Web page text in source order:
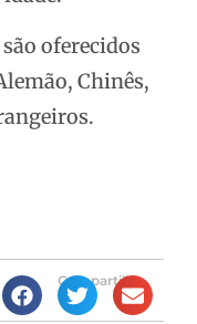
oferecidos
Chinês,
Compartilhe